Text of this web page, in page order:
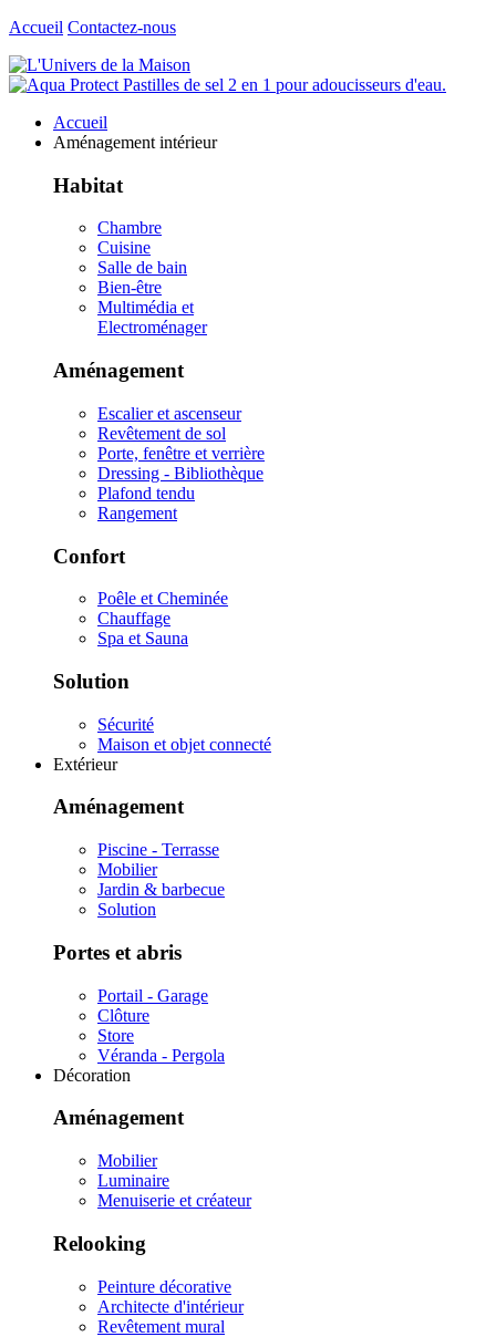
Accueil Contactez-nous
Accueil
Aménagement intérieur
Habitat
Chambre
Cuisine
Salle de bain
Bien-être
Multimédia et
Electroménager
Aménagement
Escalier et ascenseur
Revêtement de sol
Porte, fenêtre et verrière
Dressing - Bibliothèque
Plafond tendu
Rangement
Confort
Poêle et Cheminée
Chauffage
Spa et Sauna
Solution
Sécurité
Maison et objet connecté
Extérieur
Aménagement
Piscine - Terrasse
Mobilier
Jardin & barbecue
Solution
Portes et abris
Portail - Garage
Clôture
Store
Véranda - Pergola
Décoration
Aménagement
Mobilier
Luminaire
Menuiserie et créateur
Relooking
Peinture décorative
Architecte d'intérieur
Revêtement mural